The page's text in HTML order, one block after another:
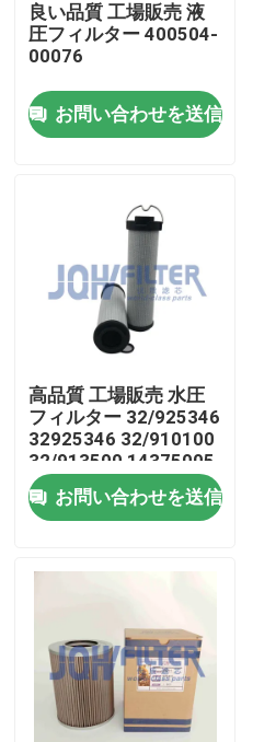
家へ
わたしたち に つい て
工場 ツアー
品質管理
連絡 ください
引金 を 求め て ください
掘削機のエア フィルター
良い品質 工場販売 液
圧フィルター 400504-
00076
お問い合わせを送信
高品質 工場販売 水圧
フィルター 32/925346
32925346 32/910100
32/913500 14375005
P564859
お問い合わせを送信